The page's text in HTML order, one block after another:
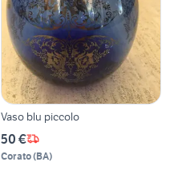
Vaso blu piccolo
50 €
Corato(BA)